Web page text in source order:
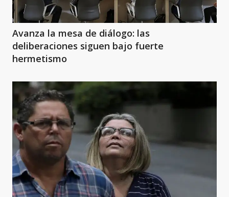
Avanza la mesa de diálogo: las
deliberaciones siguen bajo fuerte
hermetismo